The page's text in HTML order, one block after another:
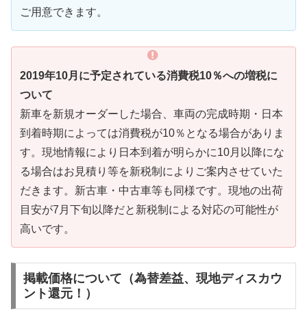
ご用意できます。
2019年10月に予定されている消費税10％への増税に
ついて
新車を新規オーダーした場合、車両の完成時期・日本
到着時期によっては消費税が10％となる場合がありま
す。現地情報により日本到着が明らかに10月以降にな
る場合はお見積り等を新税制によりご案内させていた
だきます。新古車・中古車等も同様です。現地の出荷
目安が7月下旬以降だと新税制による対応の可能性が
高いです。
掲載価格について（為替差益、現地ディスカウ
ント還元！）